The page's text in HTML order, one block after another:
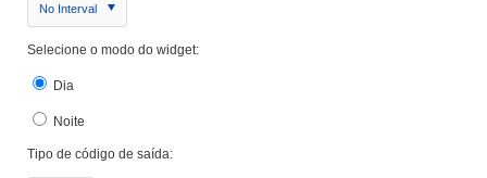
No Interval
Selecione o modo do widget:
Dia
Noite
Tipo de código de saída: